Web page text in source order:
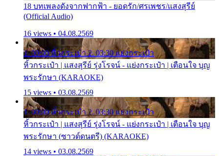
18 บทเพลงดังจากฟากฟ้า - ยอดรัก/ศรเพชร/แสงสุรีย์
(Official Audio)
16 views • 04.08.2569
1. 00:00 หิ้วกระเป๋า 2. 03:30 แย่งกระเป๋า
หิ้วกระเป๋า | แสงสุรีย์ รุ่งโรจน์ - แย่งกระเป๋า | เตือนใจ บุญ
พระรักษา (KARAOKE)
15 views • 03.08.2569
1. 00:00 หิ้วกระเป๋า 2. 03:30 แย่งกระเป๋า
หิ้วกระเป๋า | แสงสุรีย์ รุ่งโรจน์ - แย่งกระเป๋า | เตือนใจ บุญ
พระรักษา (ซาวด์ดนตรี) (KARAOKE)
14 views • 03.08.2569